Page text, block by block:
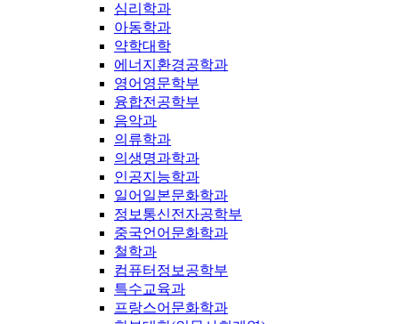
심리학과
아동학과
약학대학
에너지환경공학과
영어영문학부
융합전공학부
음악과
의류학과
의생명과학과
인공지능학과
일어일본문화학과
정보통신전자공학부
중국언어문화학과
철학과
컴퓨터정보공학부
특수교육과
프랑스어문화학과